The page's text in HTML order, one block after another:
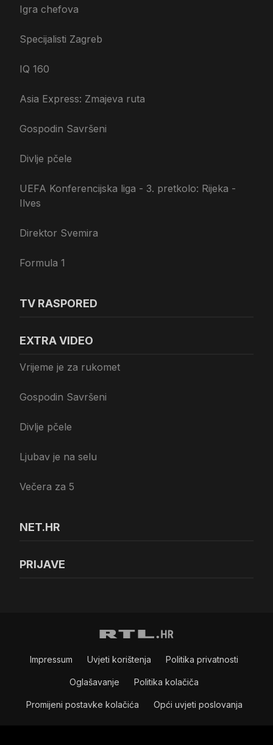
Igra chefova
Specijalisti Zagreb
IQ 160
Asia Express: Zmajeva ruta
Gospodin Savršeni
Divlje pčele
UEFA Konferencijska liga - 3. pretkolo: Rijeka -
Ilves
Direktor Svemira
Formula 1
TV RASPORED
EXTRA VIDEO
Vrijeme je za rukomet
Gospodin Savršeni
Divlje pčele
Ljubav je na selu
Večera za 5
NET.HR
PRIJAVE
Impressum Uvjeti korištenja Politika privatnosti
Oglašavanje Politika kolačiča
Promijeni postavke kolačića Opći uvjeti poslovanja